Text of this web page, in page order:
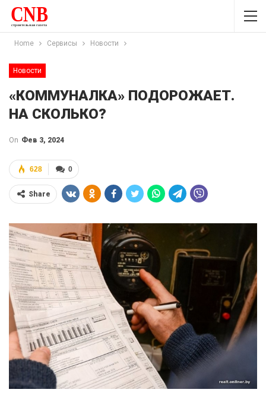
Home Сервисы Новости
Новости
«КОММУНАЛКА» ПОДОРОЖАЕТ.
НА СКОЛЬКО?
On Фев 3, 2024
0
628
Share